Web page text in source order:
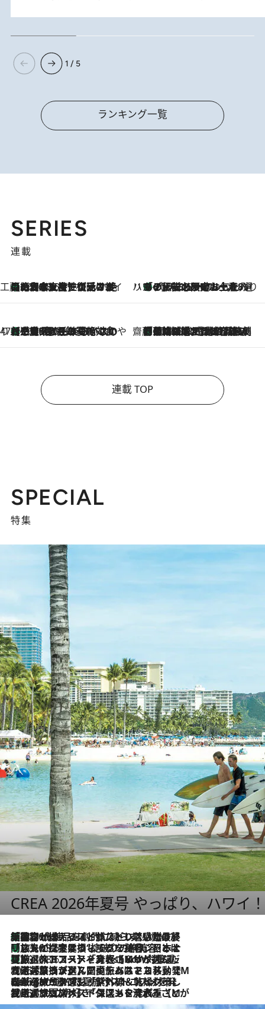
1 / 5
ランキング一覧
SERIES
連載
工藤まやのおもてなしハワイ
2026.8.6
【ハワイ土産】ローカルの絶大な支持で復活！ 絶品の幻クッキー《元ファンの日本人女性が受け継いだ名店》 ハワイ賢者 リサのお気に入りリスト2026.8.6
あの伝説の限定トートも！ リニューアルした「ディーン＆デルーカ ハワイ」で必須のお土産8選
47都道府県の手みやげ ひんやりスイーツで夏を満喫
2026.8.6
【三重県】この夏絶対食べたい 冷やしておいしいおやつ3選 お餅×アイスの新感覚スイーツ 齋藤 薫 美容脳ルネサンス
2026.8.6
「荷物が増えるほど旅ストレスは増す」美容ジャーナリストがたどり着いた最終結論。“化粧品を劇的に減らす”感動の凝縮美容とは
連載 TOP
SPECIAL
特集
CREA 2026年夏号 やっぱり、ハワイ
2026.8.6
「荷物が増えるほど旅ストレスは増す」美容ジャーナリストがたどり着いた最終結論。“化粧品を劇的に減らす”感動の凝縮美容とは
2026.8.6
「旅先には金髪ウィッグを持参」日本と同じメイクでは損してる!? 美容ジャーナリストが提案する“掟破りの旅美容”とは
2026.8.6
【厳選旅コスメ】「身軽さ＆UV対策重視！」ヘアアーティストshucoが選んだ夏旅ベストコスメを発表【Mサイズジップ】
2026.8.5
【厳選旅コスメ】国内をあちこち移動する河井菜摘が選んだ夏旅ベストコスメ発表！「リラックスアイテムはマスト」【Mサイズジップ】
2026.8.4
【厳選旅コスメ】「紫外線＆乾燥対策しながらメイク感も！」ヘア＆メイクGeorgeが選んだ夏旅ベストコスメを発表！【Mサイズジップ】
2026.8.3
【厳選旅コスメ】「保湿もタイパ重視！」“サウナ好き”タレント清水みさとが愛用する夏旅ベストコスメを発表！【Mサイズジップ】